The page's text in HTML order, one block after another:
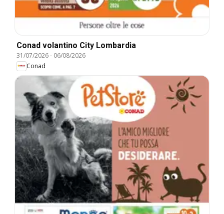
Conad volantino City Lombardia
31/07/2026- 06/08/2026
Conad